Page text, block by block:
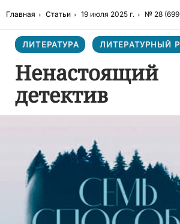
Главная Статьи 19 июля 2025 г. № 28
ЛИТЕРАТУРА ЛИТЕРАТУРНЫЙ
Ненастоящий
детектив